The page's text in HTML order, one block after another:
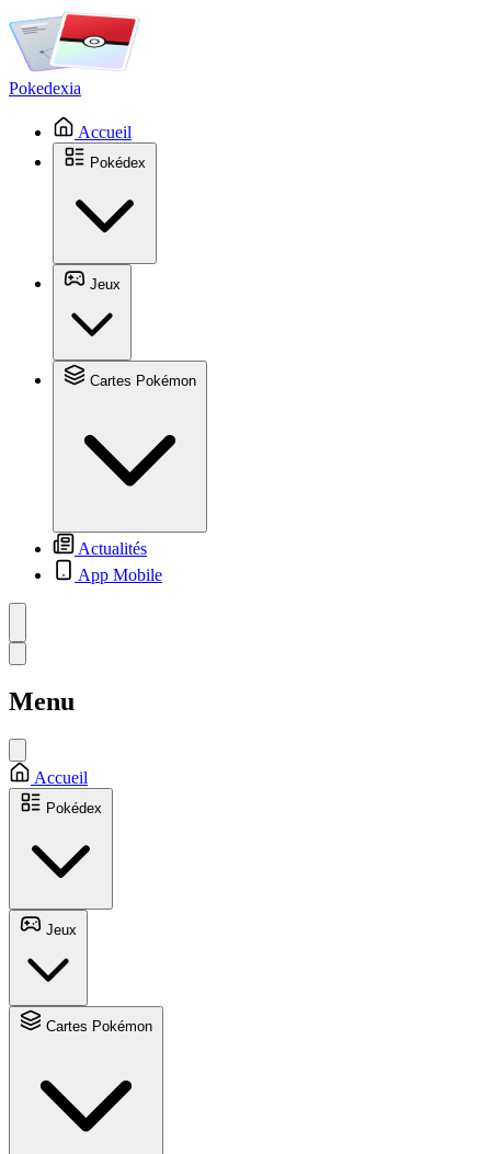
Pokedexia
Accueil
Actualités
App Mobile
Menu
Accueil